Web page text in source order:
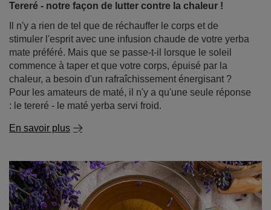
Tereré - notre façon de lutter contre la chaleur !
Il n'y a rien de tel que de réchauffer le corps et de
stimuler l'esprit avec une infusion chaude de votre yerba
mate préféré. Mais que se passe-t-il lorsque le soleil
commence à taper et que votre corps, épuisé par la
chaleur, a besoin d'un rafraîchissement énergisant ?
Pour les amateurs de maté, il n'y a qu'une seule réponse
: le tereré - le maté yerba servi froid.
En savoir plus